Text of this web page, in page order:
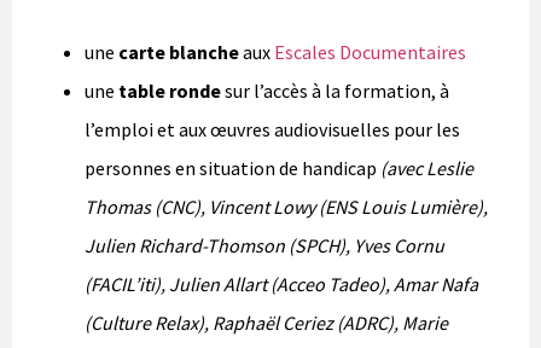
une carte blancheaux Escales Documentaires
une table rondesur l’accès à la formation, à
l’emploi et aux œuvres audiovisuelles pour les
personnes en situation de handicap (avec Leslie
Thomas (CNC), Vincent Lowy (ENS Louis Lumière),
Julien Richard-Thomson (SPCH), Yves Cornu
(FACIL’iti), Julien Allart (Acceo Tadeo), Amar Nafa
(Culture Relax), Raphaël Ceriez (ADRC), Marie